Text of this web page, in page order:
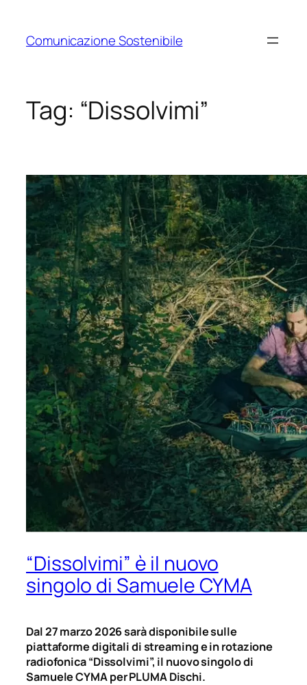
contenuto
Comunicazione Sostenibile
Tag: “Dissolvimi”
“Dissolvimi” è il nuovo
singolo di Samuele CYMA
Dal 27 marzo 2026 sarà disponibile sulle
piattaforme digitali di streaming e in rotazione
radiofonica “Dissolvimi”, il nuovo singolo di
Samuele CYMA per PLUMA Dischi.